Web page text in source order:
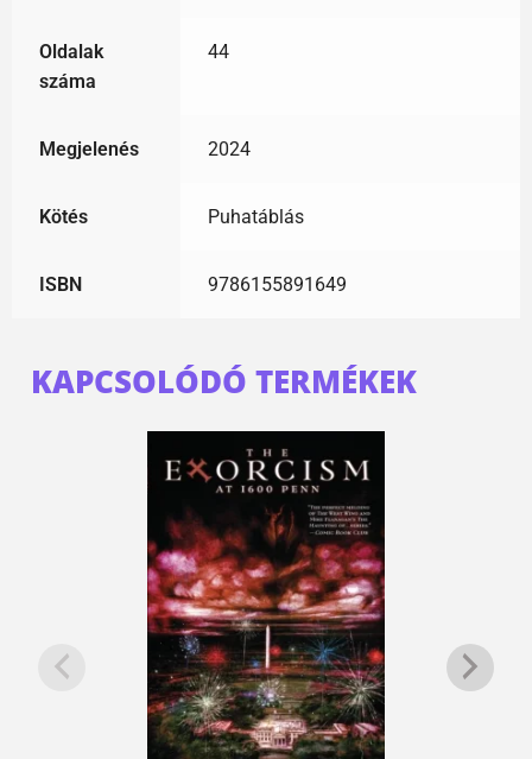
Oldalak
száma
44
Megjelenés 2024
Kötés Puhatáblás
ISBN 9786155891649
KAPCSOLÓDÓ TERMÉKEK